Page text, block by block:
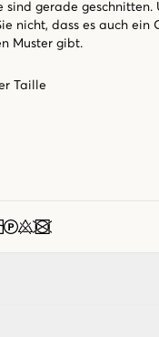
sind gerade geschnitten.
nicht, dass es auch ein
Muster gibt.
Taille